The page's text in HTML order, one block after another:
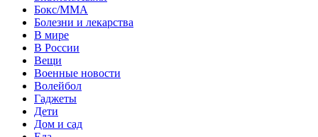
Бокс/MMA
Болезни и лекарства
В мире
В России
Вещи
Военные новости
Волейбол
Гаджеты
Дети
Дом и сад